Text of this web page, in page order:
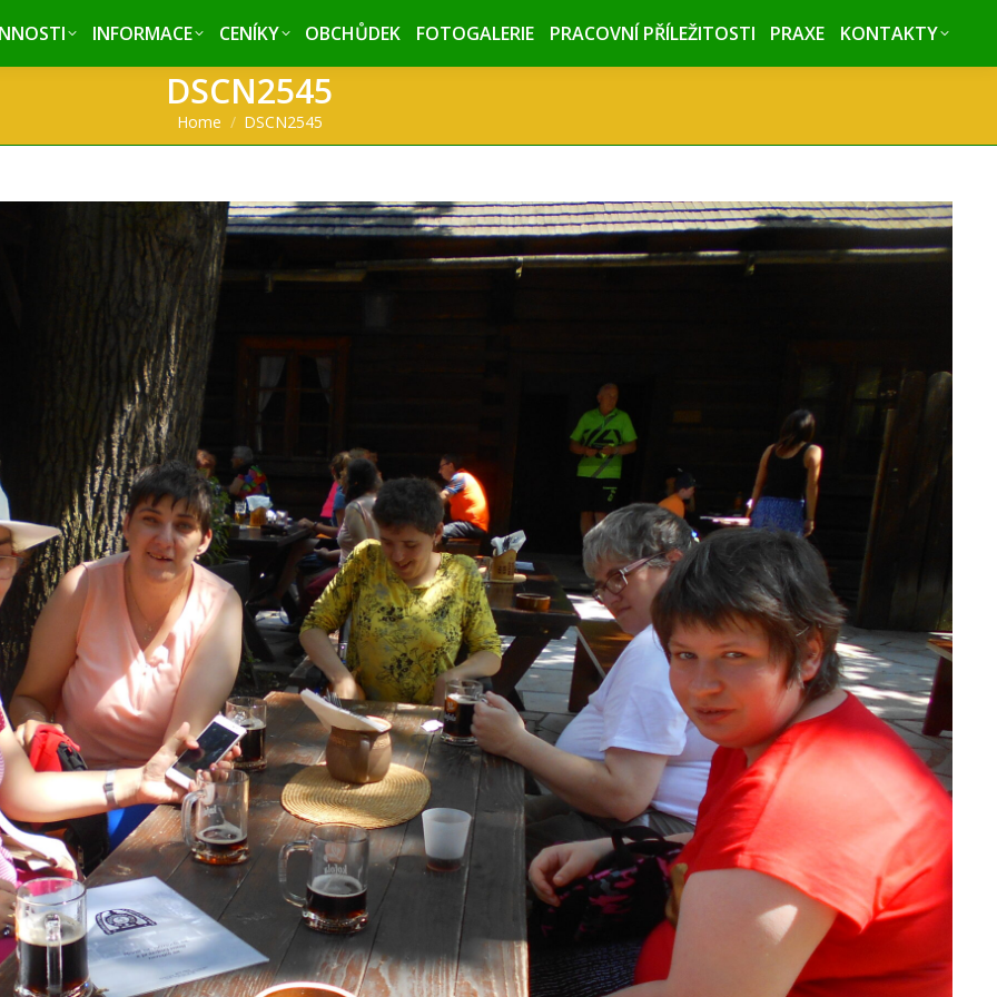
INFORMACE CENÍKY OBCHŮDEK FOTOGALERIE PRACOVNÍ PŘÍLEŽITOSTI PRAXE KONTAKTY
DSCN2545
You are here:
Home DSCN2545
INFORMACE CENÍKY OBCHŮDEK FOTOGALERIE PRACOVNÍ PŘÍLEŽITOSTI PRAXE KONTAKTY